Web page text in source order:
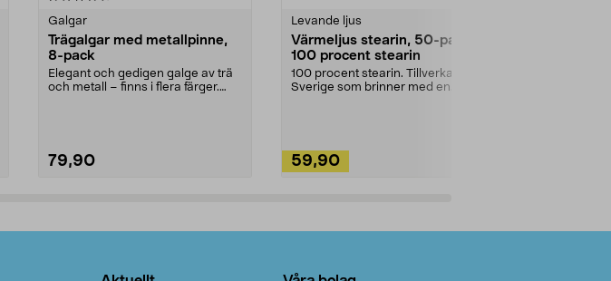
Galgar
Trägalgar med metallpinne,
8-pack
Elegant och gedigen galge av trä
och metall – finns i flera färger.
79,90
Levande ljus
Värmeljus stearin, 50-pack,
100 procent stearin
100 procent stearin. Tillverkade i
Sverige som brinner med en
59,90